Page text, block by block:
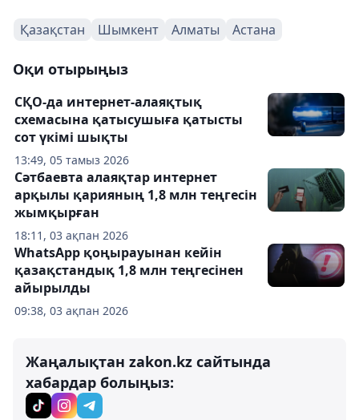
Қазақстан Шымкент Алматы Астана
Оқи отырыңыз
13:49, 05 тамыз 2026
СҚО-да интернет-алаяқтық
схемасына қатысушыға қатысты
сот үкімі шықты
18:11, 03 ақпан 2026
Сәтбаевта алаяқтар интернет
арқылы қарияның 1,8 млн теңгесін
жымқырған
09:38, 03 ақпан 2026
WhatsApp қоңырауынан кейін
қазақстандық 1,8 млн теңгесінен
айырылды
Жаңалықтан zakon.kz сайтында
хабардар болыңыз: